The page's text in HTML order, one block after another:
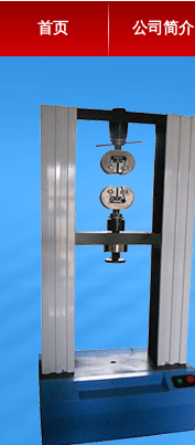
首页 公司简介